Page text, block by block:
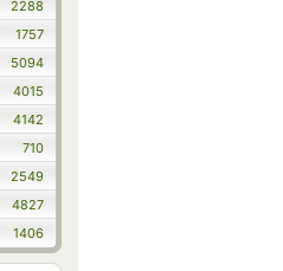
2288
1757
5094
4015
4142
710
2549
4827
1406